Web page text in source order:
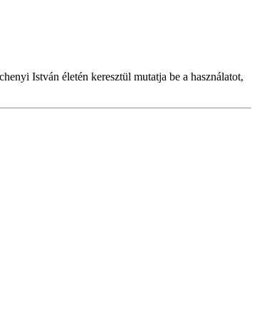
István életén keresztül mutatja be a használatot,